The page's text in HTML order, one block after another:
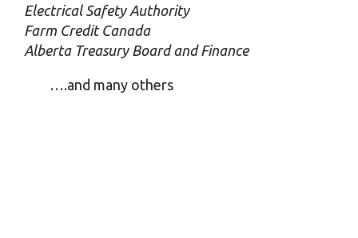
Electrical Safety Authority
Farm Credit Canada
Alberta Treasury Board and Finance
….and many others